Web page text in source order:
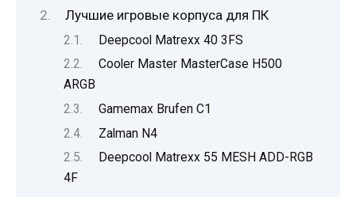
Лучшие игровые корпуса для ПК
Deepcool Matrexx 40 3FS
Cooler Master MasterCase H500
ARGB
Gamemax Brufen C1
Zalman N4
Deepcool Matrexx 55 MESH ADD-RGB
4F